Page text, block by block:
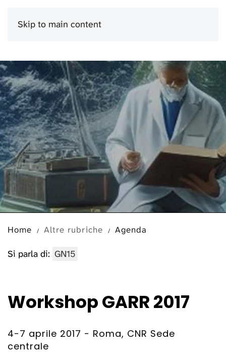
Skip to main content
Home Altre rubriche Agenda
Si parla di: GN15
Workshop GARR 2017
4-7 aprile 2017 - Roma, CNR Sede
centrale